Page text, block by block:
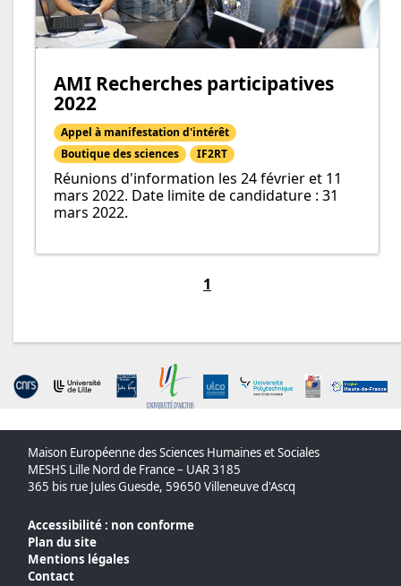
AMI Recherches participatives
2022
Appel à manifestation d'intérêt
Boutique des sciences
IF2RT
Réunions d'information les 24 février et 11
mars 2022. Date limite de candidature : 31
mars 2022.
1
Maison Européenne des Sciences Humaines et Sociales
MESHS Lille Nord de France – UAR 3185
365 bis rue Jules Guesde, 59650 Villeneuve d'Ascq
Accessibilité : non conforme
Plan du site
Mentions légales
Contact